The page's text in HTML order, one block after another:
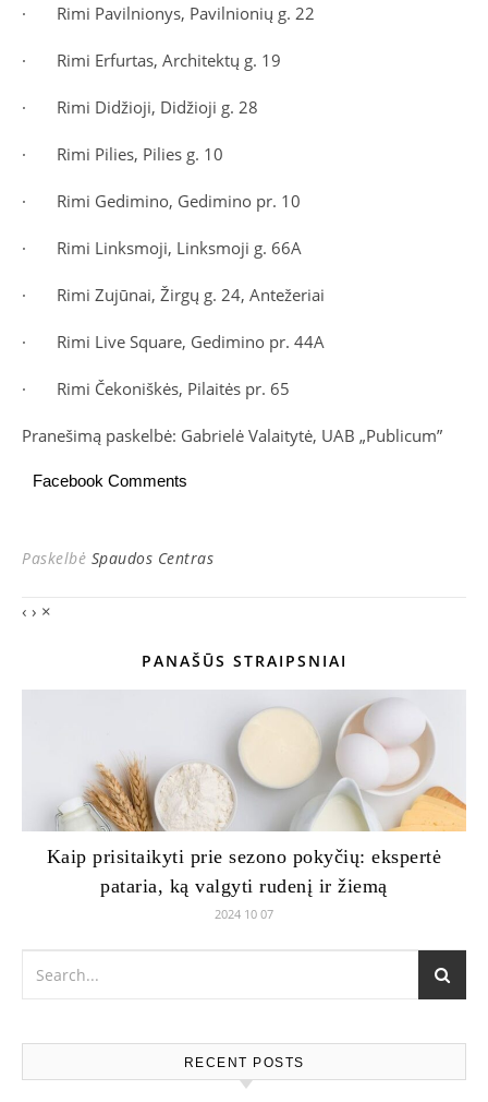
· Rimi Pavilnionys, Pavilnionių g. 22
· Rimi Erfurtas, Architektų g. 19
· Rimi Didžioji, Didžioji g. 28
· Rimi Pilies, Pilies g. 10
· Rimi Gedimino, Gedimino pr. 10
· Rimi Linksmoji, Linksmoji g. 66A
· Rimi Zujūnai, Žirgų g. 24, Antežeriai
· Rimi Live Square, Gedimino pr. 44A
· Rimi Čekoniškės, Pilaitės pr. 65
Pranešimą paskelbė: Gabrielė Valaitytė, UAB „Publicum”
Facebook Comments
Paskelbė Spaudos Centras
‹ › ×
PANAŠŪS STRAIPSNIAI
Kaip prisitaikyti prie sezono pokyčių: ekspertė
pataria, ką valgyti rudenį ir žiemą
2024 10 07
RECENT POSTS